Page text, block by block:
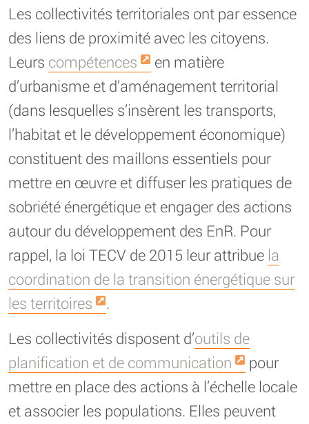
Les collectivités territoriales ont par essence
des liens de proximité avec les citoyens.
Leurs compétences
en matière
d’urbanisme et d’aménagement territorial
(dans lesquelles s’insèrent les transports,
l’habitat et le développement économique)
constituent des maillons essentiels pour
mettre en œuvre et diffuser les pratiques de
sobriété énergétique et engager des actions
autour du développement des EnR. Pour
rappel, la loi TECV de 2015 leur attribue la
coordination de la transition énergétique sur
les territoires
.
Les collectivités disposent d’outils de
planification et de communication
pour
mettre en place des actions à l’échelle locale
et associer les populations. Elles peuvent